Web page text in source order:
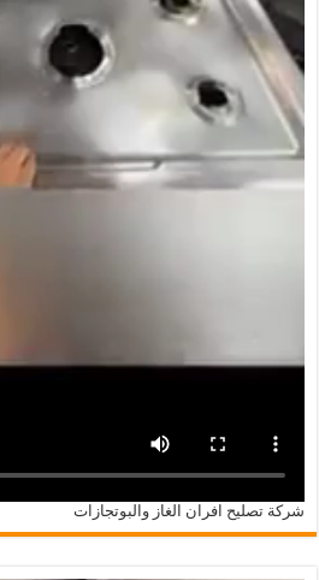
شركة تصليح افران الغاز والبوتجازات